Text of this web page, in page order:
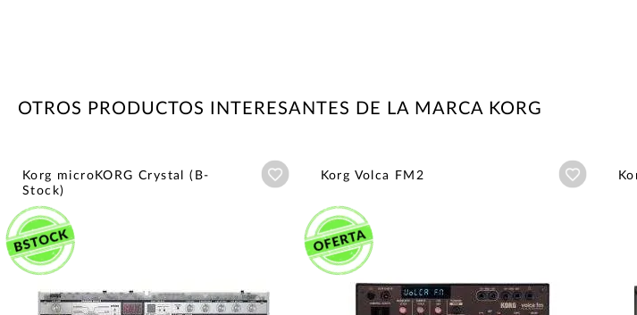
OTROS PRODUCTOS INTERESANTES DE LA MARCA KORG
Korg microKORG Crystal (B-
Stock)
Añadir a wishlist
Korg Volca FM2 Añadir